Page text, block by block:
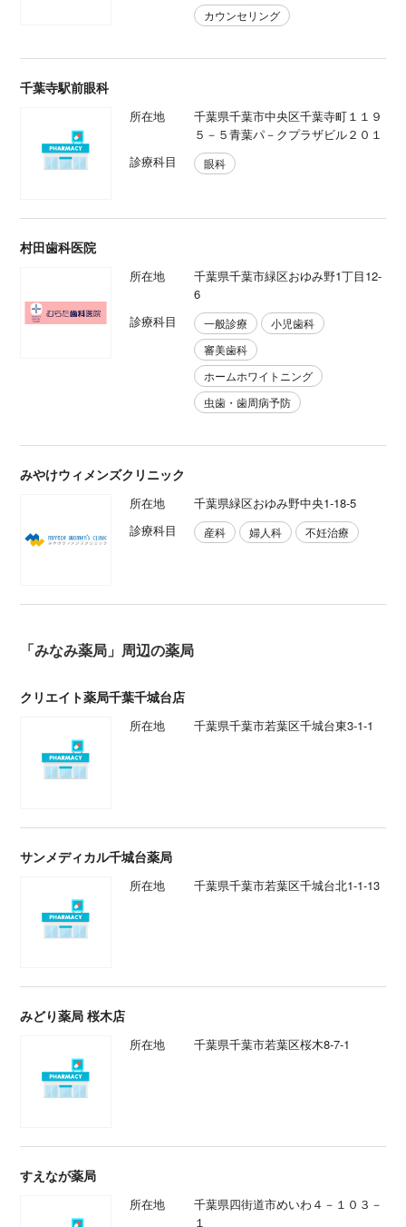
カウンセリング
千葉寺駅前眼科
所在地
千葉県千葉市中央区千葉寺町１１９
５－５青葉パ－クプラザビル２０１
診療科目
眼科
村田歯科医院
所在地
千葉県千葉市緑区おゆみ野1丁目12-
6
診療科目
一般診療
小児歯科
審美歯科
ホームホワイトニング
虫歯・歯周病予防
みやけウィメンズクリニック
所在地
千葉県緑区おゆみ野中央1-18-5
診療科目
産科 婦人科 不妊治療
「みなみ薬局」周辺の薬局
クリエイト薬局千葉千城台店
所在地 千葉県千葉市若葉区千城台東3-1-1
サンメディカル千城台薬局
所在地 千葉県千葉市若葉区千城台北1-1-13
みどり薬局 桜木店
所在地 千葉県千葉市若葉区桜木8-7-1
すえなが薬局
所在地
千葉県四街道市めいわ４－１０３－
１